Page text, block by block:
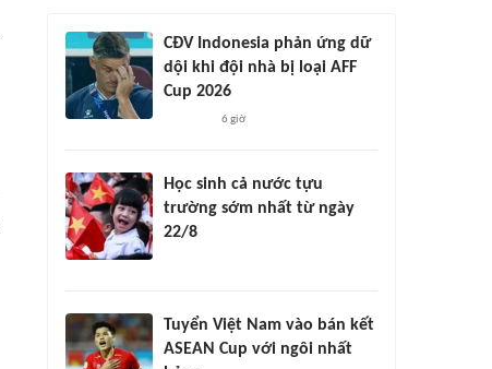
CĐV Indonesia phản ứng dữ
dội khi đội nhà bị loại AFF
Cup 2026
6 giờ
Học sinh cả nước tựu
trường sớm nhất từ ngày
22/8
Tuyển Việt Nam vào bán kết
ASEAN Cup với ngôi nhất